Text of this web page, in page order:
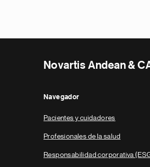
Novartis Andean &
Navegador
Pacientes y cuidadores
Profesionales de la salud
Responsabilidad corporativa